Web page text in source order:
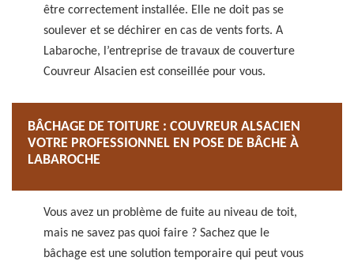
être correctement installée. Elle ne doit pas se
soulever et se déchirer en cas de vents forts. A
Labaroche, l’entreprise de travaux de couverture
Couvreur Alsacien est conseillée pour vous.
BÂCHAGE DE TOITURE : COUVREUR ALSACIEN
VOTRE PROFESSIONNEL EN POSE DE BÂCHE À
LABAROCHE
Vous avez un problème de fuite au niveau de toit,
mais ne savez pas quoi faire ? Sachez que le
bâchage est une solution temporaire qui peut vous